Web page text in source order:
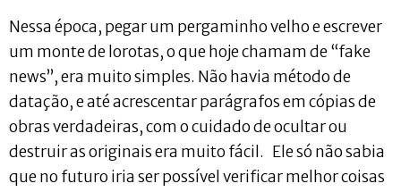
Nessa época, pegar um pergaminho velho e escrever
um monte de lorotas, o que hoje chamam de “fake
news”, era muito simples. Não havia método de
datação, e até acrescentar parágrafos em cópias de
obras verdadeiras, com o cuidado de ocultar ou
destruir as originais era muito fácil. Ele só não sabia
que no futuro iria ser possível verificar melhor coisas